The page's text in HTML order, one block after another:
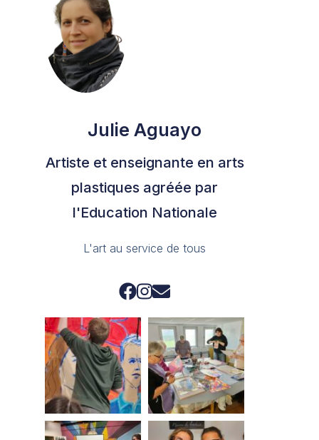
Julie Aguayo
Artiste et enseignante en arts
plastiques agréée par
l'Education Nationale
L'art au service de tous